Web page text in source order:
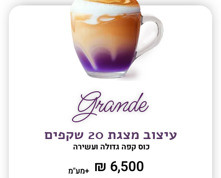
Grande
עיצוב מצגת 20 שקפים
כוס קפה גדולה ועשירה
6,500 ₪ +מע"מ